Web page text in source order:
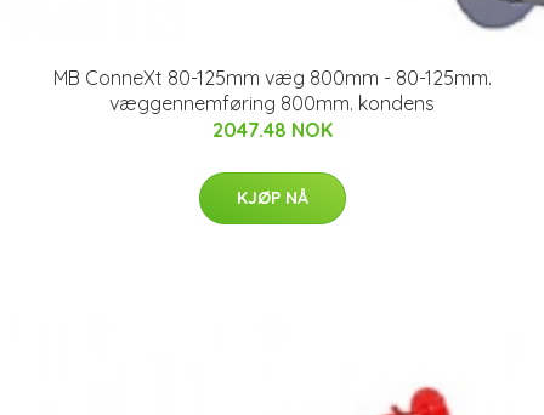
MB ConneXt 80-125mm væg 800mm - 80-125mm.
væggennemføring 800mm. kondens
2047.48 NOK
KJØP NÅ